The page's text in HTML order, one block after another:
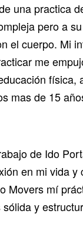
una practica
pero a
el cuerpo. Mi
me
física,
mas de 15
de Ido
en mi vida y
Movers mí
y